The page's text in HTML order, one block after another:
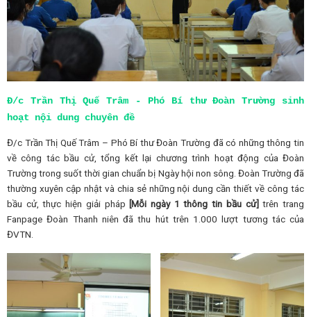
Đ/c Trần Thị Quế Trâm - Phó Bí thư Đoàn Trường sinh
hoạt nội dung chuyên đề
Đ/c Trần Thị Quế Trâm – Phó Bí thư Đoàn Trường đã có những thông tin
về công tác bầu cử, tổng kết lại chương trình hoạt động của Đoàn
Trường trong suốt thời gian chuẩn bị Ngày hội non sông. Đoàn Trường đã
thường xuyên cập nhật và chia sẻ những nội dung cần thiết về công tác
bầu cử, thực hiện giải pháp [Mỗi ngày 1 thông tin bầu cử] trên trang
Fanpage Đoàn Thanh niên đã thu hút trên 1.000 lượt tương tác của
ĐVTN.